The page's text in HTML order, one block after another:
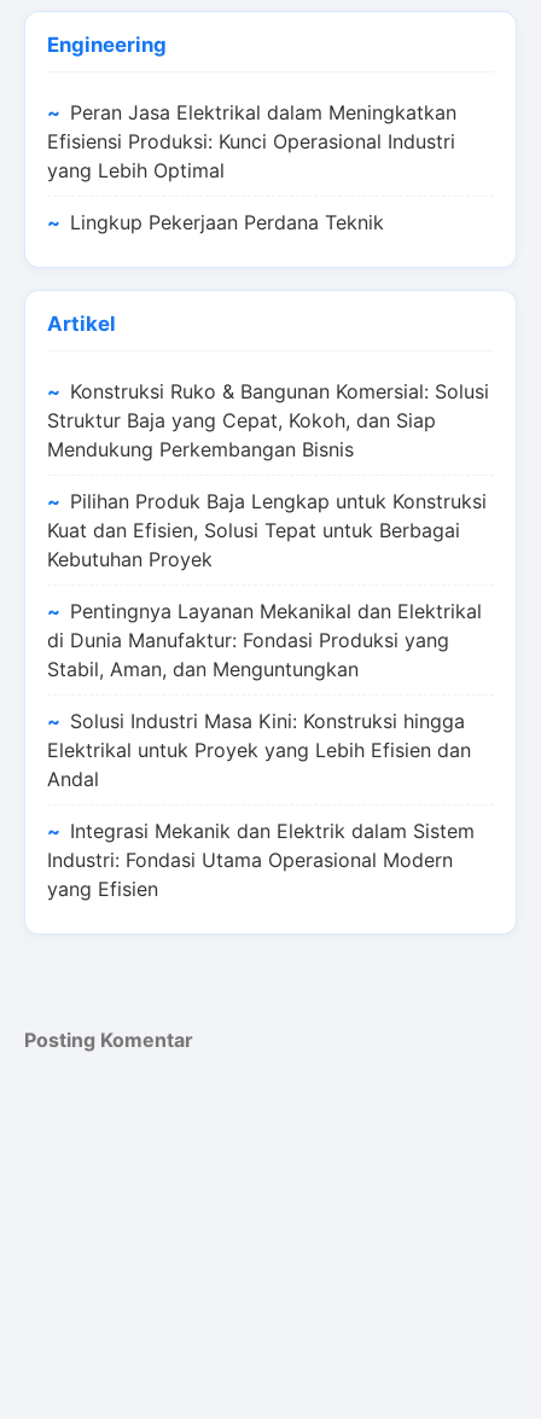
Engineering
Peran Jasa Elektrikal dalam Meningkatkan
Efisiensi Produksi: Kunci Operasional Industri
yang Lebih Optimal
Lingkup Pekerjaan Perdana Teknik
Artikel
Konstruksi Ruko & Bangunan Komersial: Solusi
Struktur Baja yang Cepat, Kokoh, dan Siap
Mendukung Perkembangan Bisnis
Pilihan Produk Baja Lengkap untuk Konstruksi
Kuat dan Efisien, Solusi Tepat untuk Berbagai
Kebutuhan Proyek
Pentingnya Layanan Mekanikal dan Elektrikal
di Dunia Manufaktur: Fondasi Produksi yang
Stabil, Aman, dan Menguntungkan
Solusi Industri Masa Kini: Konstruksi hingga
Elektrikal untuk Proyek yang Lebih Efisien dan
Andal
Integrasi Mekanik dan Elektrik dalam Sistem
Industri: Fondasi Utama Operasional Modern
yang Efisien
Posting Komentar